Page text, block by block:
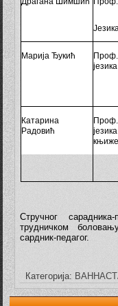
Ј
Марија Ђукић
језика
Катарина
Радовић
Проф.
Стручног
трудничком
сардник-педагог.
Категорија: